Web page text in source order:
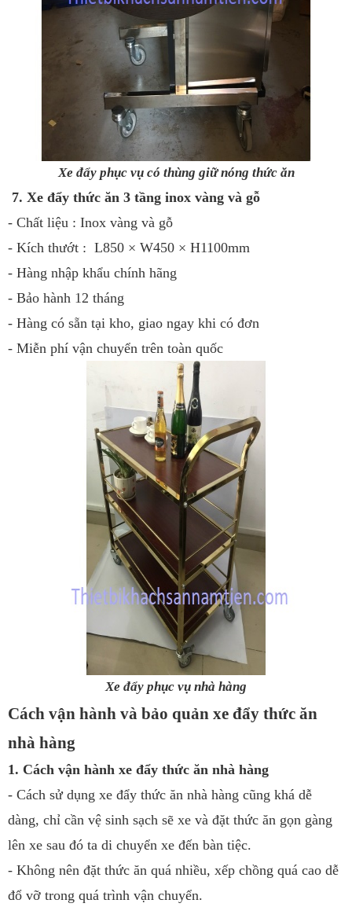
Xe đẩy phục vụ có thùng giữ nóng thức ăn
7. Xe đẩy thức ăn 3 tầng inox vàng và gỗ
- Chất liệu : Inox vàng và gỗ
- Kích thướt : L850 × W450 × H1100mm
- Hàng nhập khẩu chính hãng
- Bảo hành 12 tháng
- Hàng có sẵn tại kho, giao ngay khi có đơn
- Miễn phí vận chuyển trên toàn quốc
Xe đẩy phục vụ nhà hàng
Cách vận hành và bảo quản xe đẩy thức ăn
nhà hàng
1. Cách vận hành xe đẩy thức ăn nhà hàng
- Cách sử dụng xe đẩy thức ăn nhà hàng cũng khá dễ
dàng, chỉ cần vệ sinh sạch sẽ xe và đặt thức ăn gọn gàng
lên xe sau đó ta di chuyển xe đến bàn tiệc.
- Không nên đặt thức ăn quá nhiều, xếp chồng quá cao dễ
đổ vỡ trong quá trình vận chuyển.